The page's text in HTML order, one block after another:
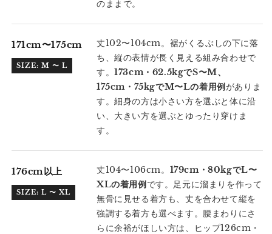
のままで。
171cm〜175cm
SIZE: M 〜 L
丈102〜104cm。裾がくるぶしの下に落
ち、縦の表情が長く見える組み合わせで
す。173cm・62.5kgでS〜M、
175cm・75kgでM〜Lの着用例がありま
す。細身の方は小さい方を選ぶと体に沿
い、大きい方を選ぶとゆったり穿けま
す。
176cm以上
SIZE: L 〜 XL
丈104〜106cm。 179cm・80kgでL〜
XLの着用例 です。足元に溜まりを作って
無骨に見せる着方も、丈を合わせて縦を
強調する着方も選べます。腰まわりにさ
らに余裕がほしい方は、ヒップ126cm・